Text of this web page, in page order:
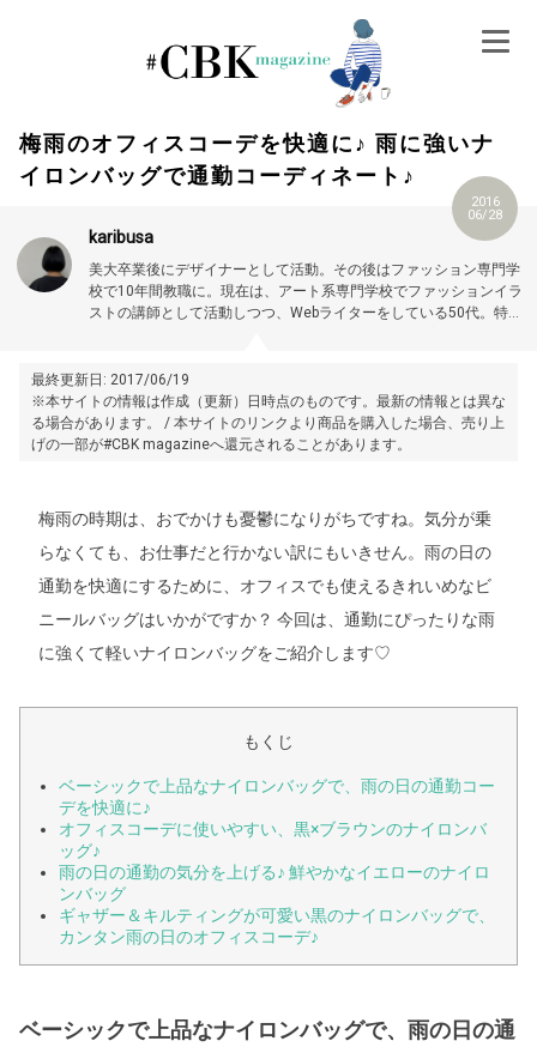
梅雨のオフィスコーデを快適に♪ 雨に強いナ
イロンバッグで通勤コーディネート♪
2016
06/28
karibusa
美大卒業後にデザイナーとして活動。その後はファッション専門学
校で10年間教職に。現在は、アート系専門学校でファッションイラ
ストの講師として活動しつつ、Webライターをしている50代。特に
最終更新日: 2017/06/19
※本サイトの情報は作成（更新）日時点のものです。最新の情報とは異な
る場合があります。 / 本サイトのリンクより商品を購入した場合、売り上
げの一部が#CBK magazineへ還元されることがあります。
梅雨の時期は、おでかけも憂鬱になりがちですね。気分が乗
らなくても、お仕事だと行かない訳にもいきせん。雨の日の
通勤を快適にするために、オフィスでも使えるきれいめなビ
ニールバッグはいかがですか？ 今回は、通勤にぴったりな雨
に強くて軽いナイロンバッグをご紹介します♡
もくじ
ベーシックで上品なナイロンバッグで、雨の日の通勤コー
デを快適に♪
オフィスコーデに使いやすい、黒×ブラウンのナイロンバ
ッグ♪
雨の日の通勤の気分を上げる♪ 鮮やかなイエローのナイロ
ンバッグ
ギャザー＆キルティングが可愛い黒のナイロンバッグで、
カンタン雨の日のオフィスコーデ♪
ベーシックで上品なナイロンバッグで、雨の日の通